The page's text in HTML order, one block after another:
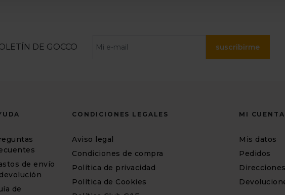
DE GOCCO suscribirme
de envío
de
CONDICIONES LEGALES
Aviso legal
Condiciones de compra
Política de privacidad
Política de Cookies
MI CUENTA
Mis datos
Pedidos
Direcciones